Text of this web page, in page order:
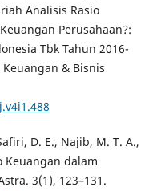
Analisis Rasio
Perusahaan?:
Tbk Tahun 2016-
& Bisnis
D. E., Najib, M. T. A.,
Keuangan dalam
3(1), 123–131.